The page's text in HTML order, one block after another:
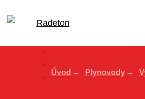
Úvod Plynovody